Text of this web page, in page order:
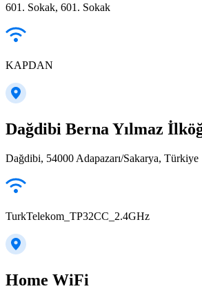
601. Sokak, 601. Sokak
KAPDAN
Dağdibi Berna Yılmaz
Dağdibi, 54000 Adapazarı/Sakarya, Türkiye
TurkTelekom_TP32CC_2.4GHz
Home WiFi